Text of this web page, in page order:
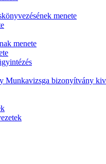
menete
menete
Munkavizsga bizonyítvány